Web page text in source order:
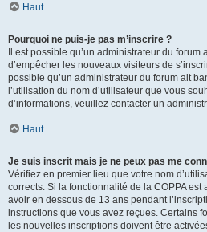
Haut
Pourquoi ne puis-je pas m’inscrire ?
Il est possible qu’un administrateur du
d’empêcher les nouveaux visiteurs de
possible qu’un administrateur du forum ait
l’utilisation du nom d’utilisateur que vous
d’informations, veuillez contacter un
Haut
Je suis inscrit mais je ne peux pas me
Vérifiez en premier lieu que votre nom
corrects. Si la fonctionnalité de la COPPA
avoir en dessous de 13 ans pendant
instructions que vous avez reçues. Certains
les nouvelles inscriptions doivent être